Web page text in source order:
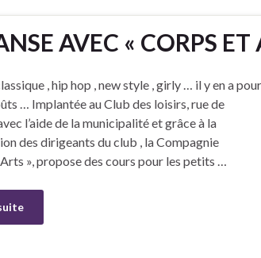
AVEC « CORPS ET
, hip hop , new style , girly … il y en a pour
… Implantée au Club des loisirs, rue de
l’aide de la municipalité et grâce à la
des dirigeants du club , la Compagnie
», propose des cours pour les petits …